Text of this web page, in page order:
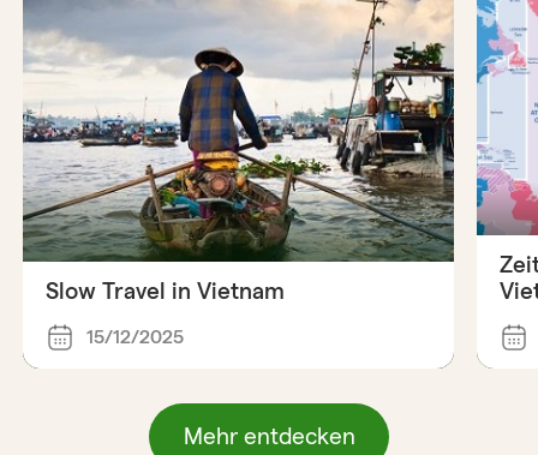
Slow Travel in Vietnam
15/12/2025
Mehr entdecken